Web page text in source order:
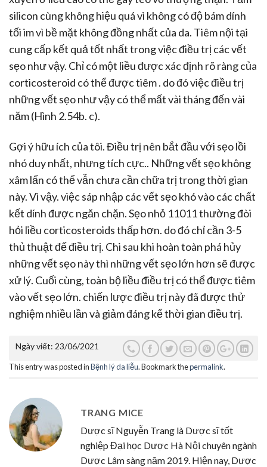
silicon cùng không hiệu quá vì không có độ bám dính
tối im vì bề mặt không đồng nhất của da. Tiêm nội tại
cung cấp kết quả tốt nhất trong việc điều trị các vết
sẹo như vậy. Chỉ có một liều được xác định rõ ràng của
corticosteroid có thể được tiêm . do đó việc điều trị
những vết sẹo như vậy có thể mất vài tháng đến vài
năm (Hình 2.54b. c).
Gợi ý hữu ích của tôi. Điều trị nên bắt đầu với sẹo lồi
nhó duy nhất, nhưng tích cực.. Những vết sẹo không
xâm lấn có thể vẫn chưa cần chữa trị trong thời gian
này. Vì vậy. việc sáp nhập các vết sẹo khó vào các chất
kết dính được ngăn chặn. Sẹo nhỏ 11011 thường đòi
hỏi liều corticosteroids thấp hơn. do đó chỉ cần 3-5
thủ thuật đế điều trị. Chi sau khi hoàn toàn phá hủy
những vết sẹo này thì những vết sẹo lớn hơn sẽ được
xử lý. Cuối cùng, toàn bộ liều điều trị có thể được tiêm
vào vết sẹo lớn. chiến lược điều trị này đã được thử
nghiệm nhiều lần và giảm đáng kể thời gian điều trị.
Ngày viết: 23/06/2021
This entry was posted inBệnh lý da liễu. Bookmark thepermalink.
TRANG MICE
Dược sĩ Nguyễn Trang là Dược sĩ tốt
nghiệp Đại học Dược Hà Nội chuyên ngành
Dược Lâm sàng năm 2019. Hiện nay, Dược